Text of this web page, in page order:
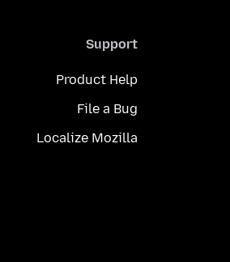
Support
Product Help
File a Bug
Localize Mozilla